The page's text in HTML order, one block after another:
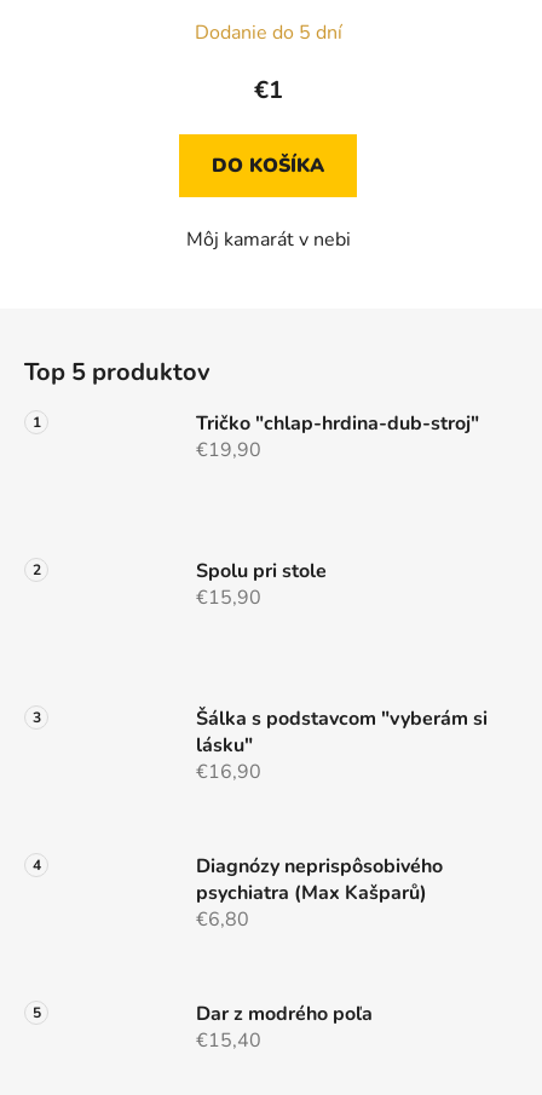
Dodanie do 5 dní
€1
DO KOŠÍKA
Môj kamarát v nebi
Top 5 produktov
Tričko "chlap-hrdina-dub-stroj"
€19,90
Spolu pri stole
€15,90
Šálka s podstavcom "vyberám si
lásku"
€16,90
Diagnózy neprispôsobivého
psychiatra (Max Kašparů)
€6,80
Dar z modrého poľa
€15,40